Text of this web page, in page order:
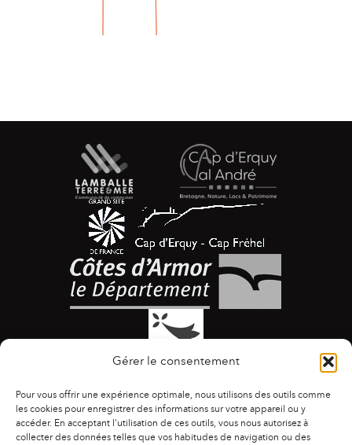
Gérer le consentement
Pour vous offrir une expérience optimale, nous utilisons des outils comme
les cookies pour enregistrer des informations sur votre appareil ou y
accéder. En acceptant l'utilisation de ces outils, vous nous autorisez à
collecter des données telles que vos habitudes de navigation ou des